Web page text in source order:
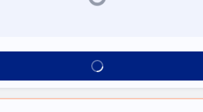
Κλείσε ραντεβού